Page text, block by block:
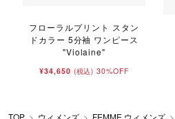
フローラルプリント スタン
ドカラー 5分袖 ワンピース
"Violaine"
¥34,650 (税込) 30%OFF
TOP ウィメンズ FEMME ウィメンズ